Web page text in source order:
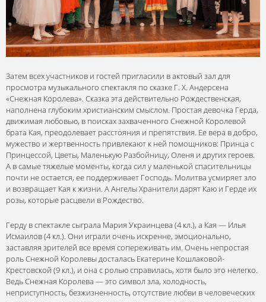
Затем всех участников и гостей пригласили в актовый зал для
просмотра музыкального спектакля по сказке Г. Х. Андерсена
«Снежная Королева». Сказка эта действительно Рождественская,
наполнена глубоким христианским смыслом. Простая девочка Герда,
движимая любовью, в поисках захваченного Снежной Королевой
брата Кая, преодолевает расстояния и препятствия. Ее вера в добро,
мужество и жертвенность привлекают к ней помощников: Принца с
Принцессой, Цветы, Маленькую Разбойницу, Оленя и других героев.
А в самые тяжелые моменты, когда сил у маленькой спасительницы
почти не остается, ее поддерживает Господь. Молитва усмиряет зло
и возвращает Кая к жизни. А Ангелы Хранители дарят Каю и Герде их
розы, которые расцвели в Рождество.
Герду в спектакле сыграла Мария Украинцева (4 кл.), а Кая — Илья
Исмаилов (4 кл.). Они играли очень искренне, эмоционально,
заставляя зрителей все время сопереживать им. Очень непростая
роль Снежной Королевы досталась Екатерине Кошлаковой-
Крестовской (9 кл.), и она с ролью справилась, хотя было это нелегко.
Ведь Снежная Королева — это символ зла, холодность,
неприступность, безжизненность, отсутствие любви в человеческих